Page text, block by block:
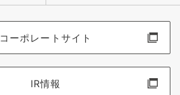
コーポレートサイト
IR情報